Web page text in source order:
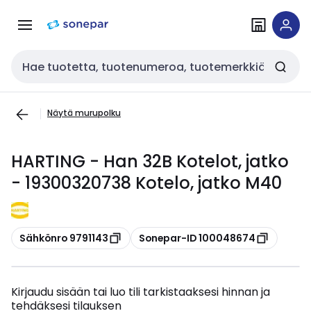
navigointiinsisältöön
Haku
Näytä murupolku
HARTING - Han 32B Kotelot, jatko
- 19300320738 Kotelo, jatko M40
Kopioi
Sähkönro 9791143 Kopioi
Sonepar-ID 100048674
Kirjaudu sisään tai luo tili tarkistaaksesi hinnan ja
tehdäksesi tilauksen